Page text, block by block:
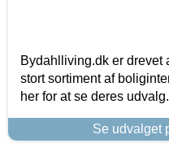
Bydahlliving.dk er drevet
stort sortiment af
her for at se deres udvalg.
Se udvalget